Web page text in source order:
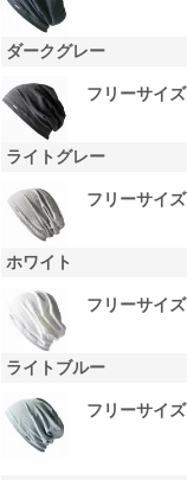
ダークグレー
フリーサイズ
ライトグレー
フリーサイズ
ホワイト
フリーサイズ
ライトブルー
フリーサイズ